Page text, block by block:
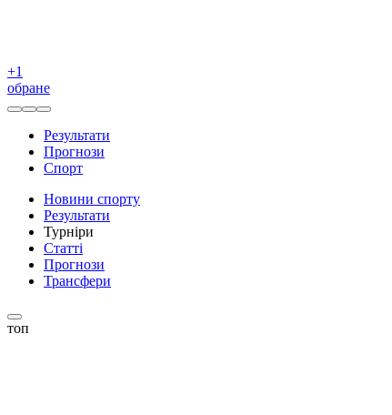
+1
обране
Результати
Прогнози
Спорт
Новини спорту
Результати
Турніри
Статті
Прогнози
Трансфери
топ